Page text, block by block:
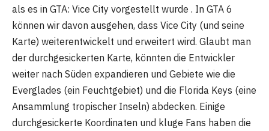
als es in GTA: Vice City vorgestellt wurde . In GTA 6
können wir davon ausgehen, dass Vice City (und seine
Karte) weiterentwickelt und erweitert wird. Glaubt man
der durchgesickerten Karte, könnten die Entwickler
weiter nach Süden expandieren und Gebiete wie die
Everglades (ein Feuchtgebiet) und die Florida Keys (eine
Ansammlung tropischer Inseln) abdecken. Einige
durchgesickerte Koordinaten und kluge Fans haben die